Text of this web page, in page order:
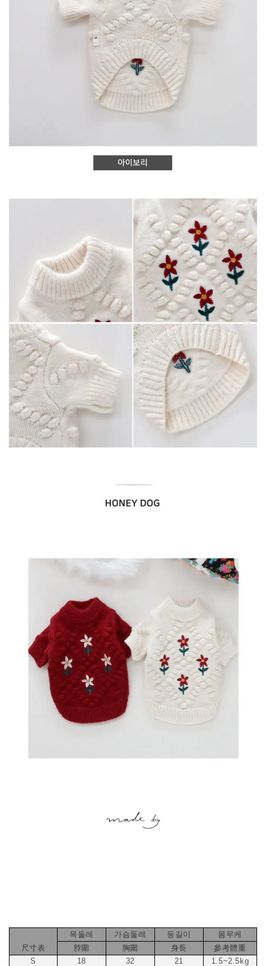
尺寸表
목둘레 가슴둘레 등길이
몸무케
脖圍
胸圍 身長
參考體重
S
18 32 21
1.5~2.5kg